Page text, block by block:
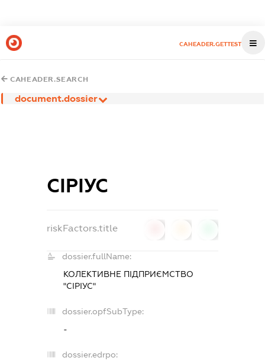
CAHEADER.GETTEST
CAHEADER.SEARCH
document.dossier
СІРІУС
riskFactors.title
dossier.fullName:
КОЛЕКТИВНЕ ПІДПРИЄМСТВО
"СІРІУС"
dossier.opfSubType:
-
dossier.edrpo: